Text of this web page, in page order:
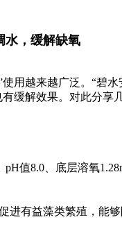
水，缓解缺氧
越来越广泛。“碧
缓解效果。对此分享
8.0、底层溶氧
有益藻类繁殖，能够